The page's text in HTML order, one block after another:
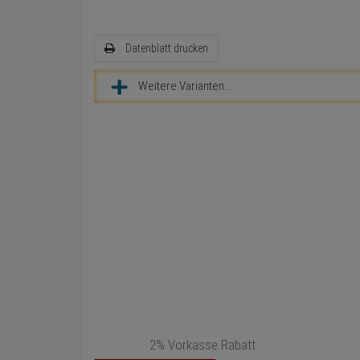
Datenblatt drucken
Weitere Varianten...
2% Vorkasse Rabatt